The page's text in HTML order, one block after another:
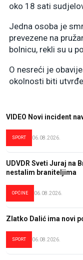
oko 18 sati
Jedna osoba je
prevezene na
bolnicu, rekli su u
O nesreći je
okolnosti biti
VIDEO Novi incident
SPORT 06.08.2026.
UDVDR Sveti Juraj na
nestalim braniteljima
OPĆINE 06.08.2026.
Zlatko Dalić ima novi
SPORT 06.08.2026.